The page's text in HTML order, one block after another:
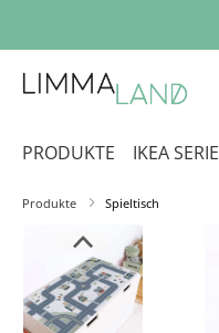
PRODUKTE IKEA SERIE
Produkte Spieltisch